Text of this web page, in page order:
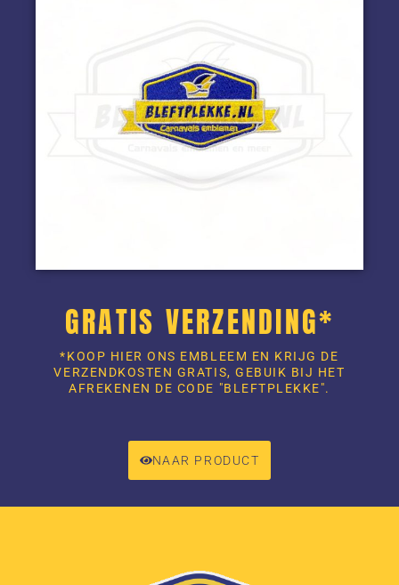
GRATIS VERZENDING*
*KOOP HIER ONS EMBLEEM EN KRIJG DE
VERZENDKOSTEN GRATIS, GEBUIK BIJ HET
AFREKENEN DE CODE "BLEFTPLEKKE".
NAAR PRODUCT